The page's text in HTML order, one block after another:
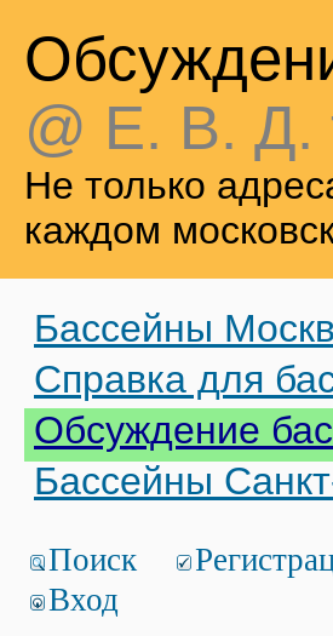
@ Е. В. Д.
Не только
каждом
Бассейны
Справка для
Обсуждение
Бассейны
Поиск
Вход